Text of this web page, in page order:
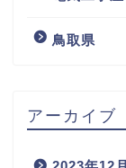
鳥取県
アーカイブ